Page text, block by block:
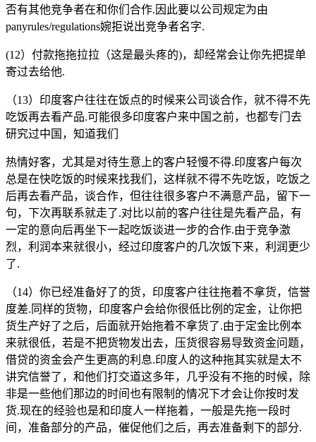
否有其他竞争者在和你们合作.因此要以公司规定为由
panyrules/regulations婉拒说出竞争者名字.
(12）付款拖拖拉拉（这是最头疼的)，却经常会让你先把提单
寄过去给他.
（13）印度客户往往在饭点的时候来公司谈合作，就不得不先
吃饭再去看产品.可能很多印度客户来中国之前，也都专门去
研究过中国，知道我们
热情好客，尤其是对待生意上的客户轻慢不得.印度客户每次
总是在快吃饭的时候来找我们，这样就不得不先吃饭，吃饭之
后再去看产品，谈合作，但往往很多客户不满意产品，留下一
句，下次再联系就走了.对比以前的客户往往是先看产品，有
一定的意向后再坐下一起吃饭谈进一步的合作.由于竞争激
烈，利润本来就很小，经过印度客户的几次饭下来，利润更少
了.
（14）你已经准备好了的货，印度客户往往拖着不拿货，信誉
度差.同样的货物，印度客户会给你很低比例的定金，让你把
货生产好了之后，后面就开始拖着不拿货了.由于定金比例本
来就很低，若是不把货物发出去，压货很容易导致资金问题，
借贷的资金会产生更高的利息.印度人的这种拖其实就是太不
讲究信誉了，和他们打交道这多年，几乎没有不拖的时候，除
非是一些他们那边的时间也有限制的情况下才会让你按时发
货.现在的经验也是和印度人一样拖着，一般是先拖一段时
间，准备部分的产品，催促他们之后，再去准备剩下的部分.